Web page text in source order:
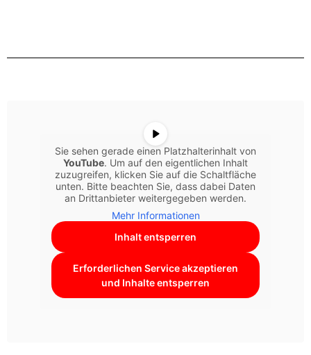
Sie sehen gerade einen Platzhalterinhalt von
YouTube. Um auf den eigentlichen Inhalt
zuzugreifen, klicken Sie auf die Schaltfläche
unten. Bitte beachten Sie, dass dabei Daten
an Drittanbieter weitergegeben werden.
Mehr Informationen
Inhalt entsperren
Erforderlichen Service akzeptieren
und Inhalte entsperren